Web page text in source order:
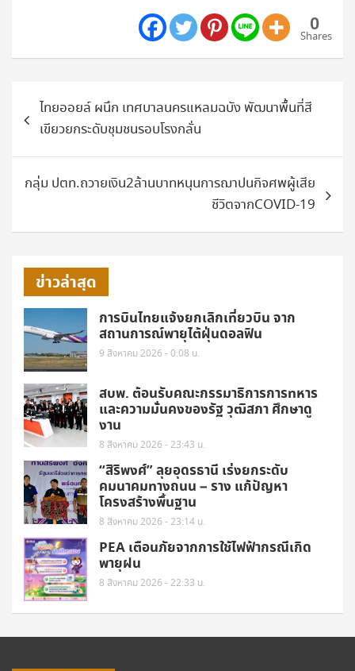
0
Shares
แนะแนว
เรื่องไทยออยล์ ผนึก เทศบาลนครแหลมฉบัง พัฒนาพื้นที่สี
เขียวยกระดับชุมชนรอบโรงกลั่น
กลุ่ม ปตท.ถวายเงิน2ล้านบาทหนุนการฌาปนกิจศพผู้เสีย
ชีวิตจากCOVID-19
ข่าวล่าสุด
การบินไทยแจ้งยกเลิกเที่ยวบิน จาก
สถานการณ์พายุไต้ฝุ่นดอลฟิน
9 สิงหาคม 2026 - 0:08 น.
สบพ. ต้อนรับคณะกรรมาธิการการทหาร
และความมั่นคงของรัฐ วุฒิสภา ศึกษาดู
งาน
8 สิงหาคม 2026 - 23:43 น.
“สิริพงศ์” ลุยอุดรธานี เร่งยกระดับ
คมนาคมทางถนน – ราง แก้ปัญหา
โครงสร้างพื้นฐาน
8 สิงหาคม 2026 - 23:14 น.
PEA เตือนภัยจากการใช้ไฟฟ้ากรณีเกิด
พายุฝน
8 สิงหาคม 2026 - 22:33 น.